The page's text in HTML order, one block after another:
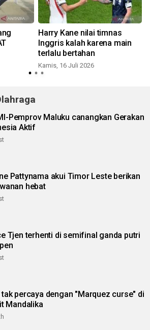
Harry Kane nilai timnas
Inggris kalah karena main
terlalu bertahan
Kamis, 16 Juli 2026
Pemprov Maluku canangkan Gerakan
Aktif
Pattynama akui Timor Leste berikan
hebat
Tjen terhenti di semifinal ganda putri
tak percaya dengan "Marquez curse" di
Mandalika